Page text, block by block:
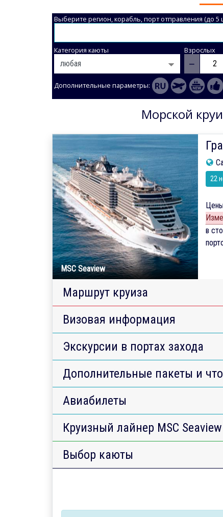
Выберите регион, корабль, порт отправления (до 5
Категория каюты Взрослых
−
Дополнительные параметры:
Морской
MSC Seaview
22
в
Маршрут круиза
Визовая информация
Экскурсии в портах захода
Дополнительные пакеты и
Авиабилеты
Круизный лайнер MSC Seaview
Выбор каюты